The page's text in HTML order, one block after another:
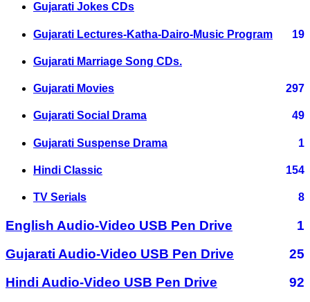
Gujarati Jokes CDs
Gujarati Lectures-Katha-Dairo-Music Program 19
Gujarati Marriage Song CDs.
Gujarati Movies 297
Gujarati Social Drama 49
Gujarati Suspense Drama 1
Hindi Classic 154
TV Serials 8
English Audio-Video USB Pen Drive
1
Gujarati Audio-Video USB Pen Drive
25
Hindi Audio-Video USB Pen Drive
92